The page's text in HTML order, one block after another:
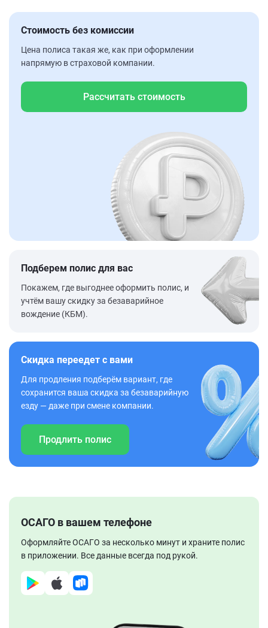
Стоимость без комиссии
Цена полиса такая же, как при оформлении
напрямую в страховой компании.
Рассчитать стоимость
Подберем полис для вас
Покажем, где выгоднее оформить полис, и
учтём вашу скидку за безаварийное
вождение (КБМ).
Скидка переедет с вами
Для продления подберём вариант, где
сохранится ваша скидка за безаварийную
езду — даже при смене компании.
Продлить полис
ОСАГО в вашем телефоне
Оформляйте ОСАГО за несколько минут и храните полис
в приложении. Все данные всегда под рукой.